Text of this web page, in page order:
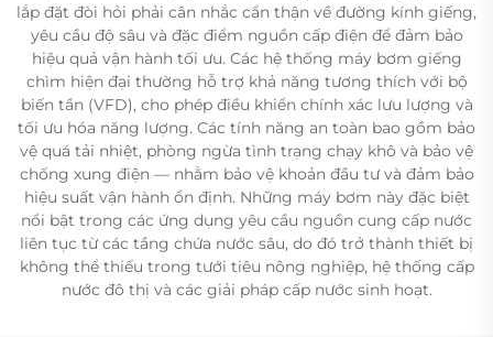
lắp đặt đòi hỏi phải cân nhắc cẩn thận về đường kính giếng,
yêu cầu độ sâu và đặc điểm nguồn cấp điện để đảm bảo
hiệu quả vận hành tối ưu. Các hệ thống máy bơm giếng
chìm hiện đại thường hỗ trợ khả năng tương thích với bộ
biến tần (VFD), cho phép điều khiển chính xác lưu lượng và
tối ưu hóa năng lượng. Các tính năng an toàn bao gồm bảo
vệ quá tải nhiệt, phòng ngừa tình trạng chạy khô và bảo vệ
chống xung điện — nhằm bảo vệ khoản đầu tư và đảm bảo
hiệu suất vận hành ổn định. Những máy bơm này đặc biệt
nổi bật trong các ứng dụng yêu cầu nguồn cung cấp nước
liên tục từ các tầng chứa nước sâu, do đó trở thành thiết bị
không thể thiếu trong tưới tiêu nông nghiệp, hệ thống cấp
nước đô thị và các giải pháp cấp nước sinh hoạt.